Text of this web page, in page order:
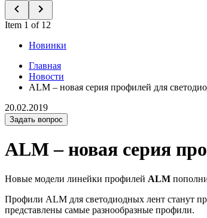
Item 1 of 12
Новинки
Главная
Новости
ALM – новая серия профилей для
20.02.2019
Задать вопрос
ALM – новая серия
Новые модели линейки профилей ALM
Профили ALM для светодиодных лент станут
представлены самые разнообразные профили.